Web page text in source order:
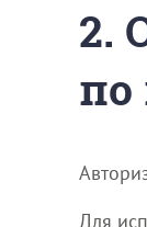
2.
по
Для